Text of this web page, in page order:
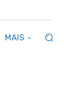
MAIS